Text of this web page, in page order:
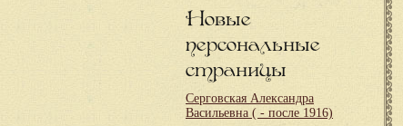
Новые
персональные
страницы
Серговская Александра
Васильевна ( - после 1916)